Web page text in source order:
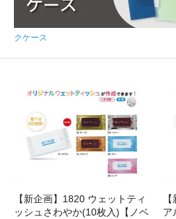
クケース
【新企画】1820 ウェットティ
ッシュさわやか(10枚入)【ノベ
ア